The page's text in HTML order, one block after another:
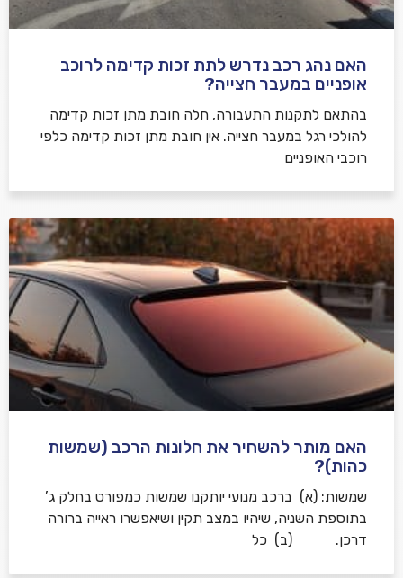
שלח משוב
האם נהג רכב נדרש לתת זכות קדימה לרוכב
אופניים במעבר חצייה?
בהתאם לתקנות התעבורה, חלה חובת מתן זכות קדימה
להולכי רגל במעבר חצייה. אין חובת מתן זכות קדימה כלפי
רוכבי האופניים
האם מותר להשחיר את חלונות הרכב (שמשות
כהות)?
שמשות: (א) ברכב מנועי יותקנו שמשות כמפורט בחלק ג’
בתוספת השניה, שיהיו במצב תקין ושיאפשרו ראייה ברורה
דרכן. (ב) כל